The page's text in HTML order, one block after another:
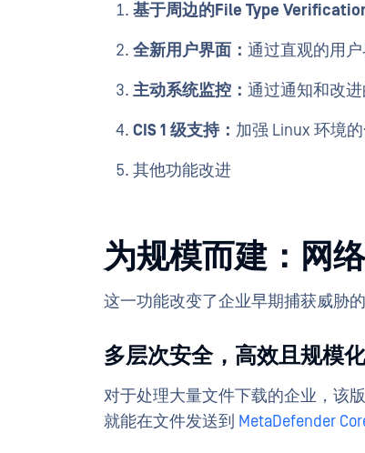
基于周边的File Type
全新用户界面： 通过直观的用
主动系统监控： 通过通知和改
CIS 1 级支持： 加强 Linux 环境
其他功能改进
为规模而建：网
这一功能改变了企业早期捕获威胁
多层次安全，高效且规模化
对于处理大量文件下载的企业，该
就能在文件发送到 MetaDefender